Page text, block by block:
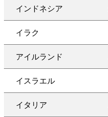
インドネシア
イラク
アイルランド
イスラエル
イタリア